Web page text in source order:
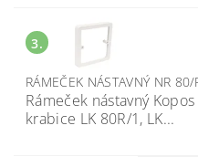
3.
RÁMEČEK NÁSTAVNÝ NR
Rámeček nástavný
krabice LK 80R/1, LK...